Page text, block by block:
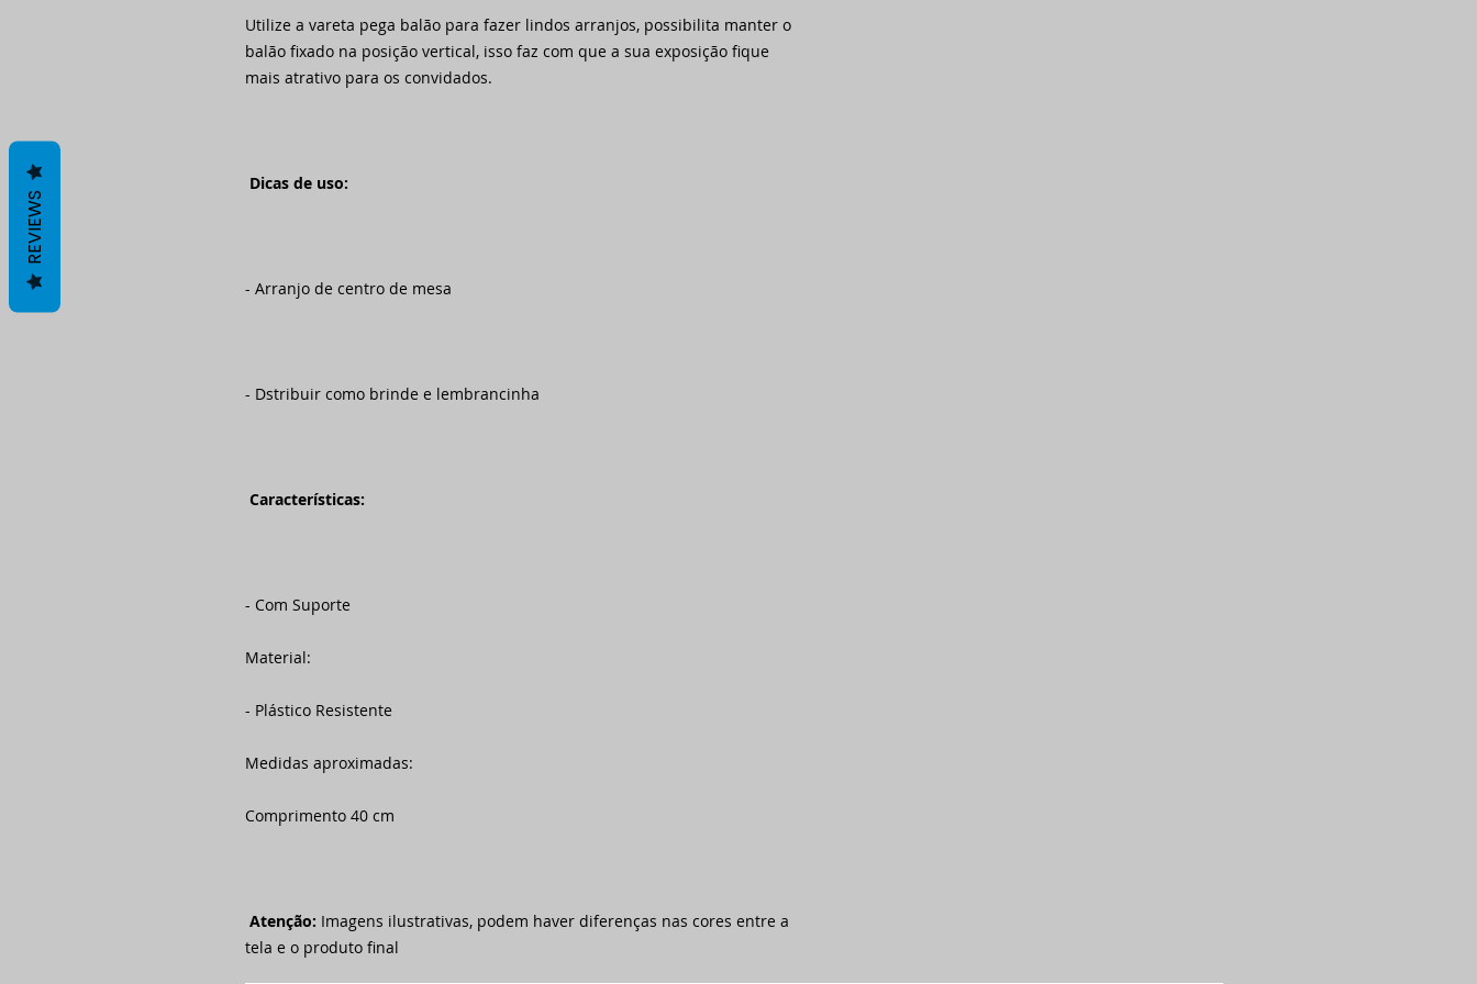
Utilize a vareta pega balão para fazer lindos arranjos, possibilita manter o
balão fixado na posição vertical, isso faz com que a sua exposição fique
mais atrativo para os convidados.
Dicas de uso:
- Arranjo de centro de mesa
- Dstribuir como brinde e lembrancinha
Características:
- Com Suporte
Material:
- Plástico Resistente
Medidas aproximadas:
Comprimento 40 cm
Atenção: Imagens ilustrativas, podem haver diferenças nas cores entre a
tela e o produto final
REVIEWS